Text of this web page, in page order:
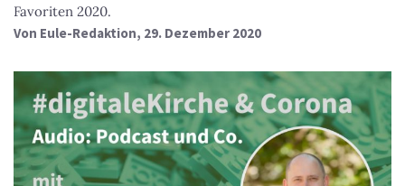
Favoriten 2020.
Von Eule-Redaktion, 29. Dezember 2020